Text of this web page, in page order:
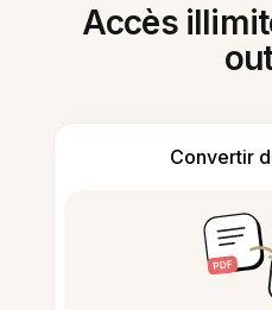
Accès
Convertir